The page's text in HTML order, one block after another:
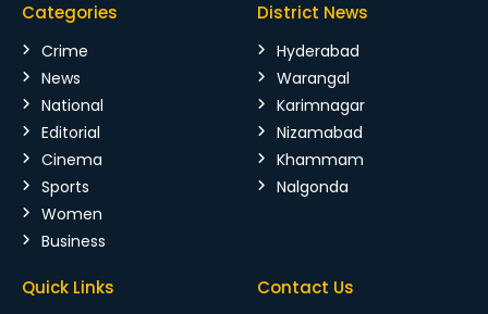
Categories
Crime
News
National
Editorial
Cinema
Sports
Women
Business
District News
Hyderabad
Warangal
Karimnagar
Nizamabad
Khammam
Nalgonda
Quick Links Contact Us